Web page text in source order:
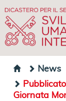
News
Giornata